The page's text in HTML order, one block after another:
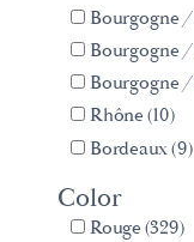
Bourgogne/
Bourgogne/
Bourgogne/
Rhône(10)
Bordeaux(9)
Color
Rouge(329)